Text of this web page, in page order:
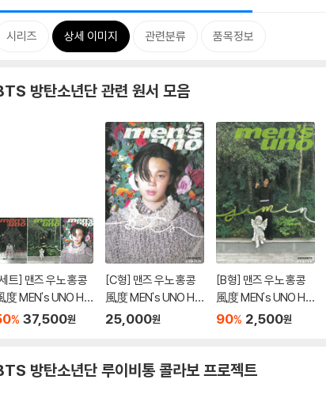
시리즈 상세 이미지 관련분류 품목정보
방탄소년단 관련 원서 모음
트] 맨즈 우노 홍콩
度 MEN's UNO HK
년 12월 : BTS 지
% 37,500원
[C형] 맨즈 우노 홍콩
風度 MEN's UNO HK
2023년 12월 : BTS 지
25,000원
[B형] 맨즈 우노 홍콩
風度 MEN's UNO HK
2023년 12월 : BTS 지
90% 2,500원
방탄소년단 루이비통 콜라보 프로젝트